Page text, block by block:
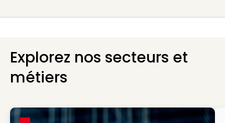
Explorez nos secteurs et
métiers